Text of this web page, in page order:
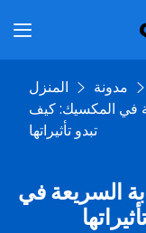
المنزل
مدونة
في المكسيك: كيف
تبدو تأثيراتها
السريعة في